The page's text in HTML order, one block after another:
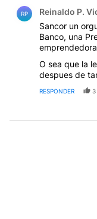
RP Reinaldo P.
Sancor un
Banco, una
O sea que la
despues de
RESPONDER 3